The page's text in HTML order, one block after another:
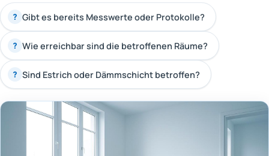
? Gibt es bereits Messwerte oder Protokolle?
? Wie erreichbar sind die betroffenen Räume?
? Sind Estrich oder Dämmschicht betroffen?